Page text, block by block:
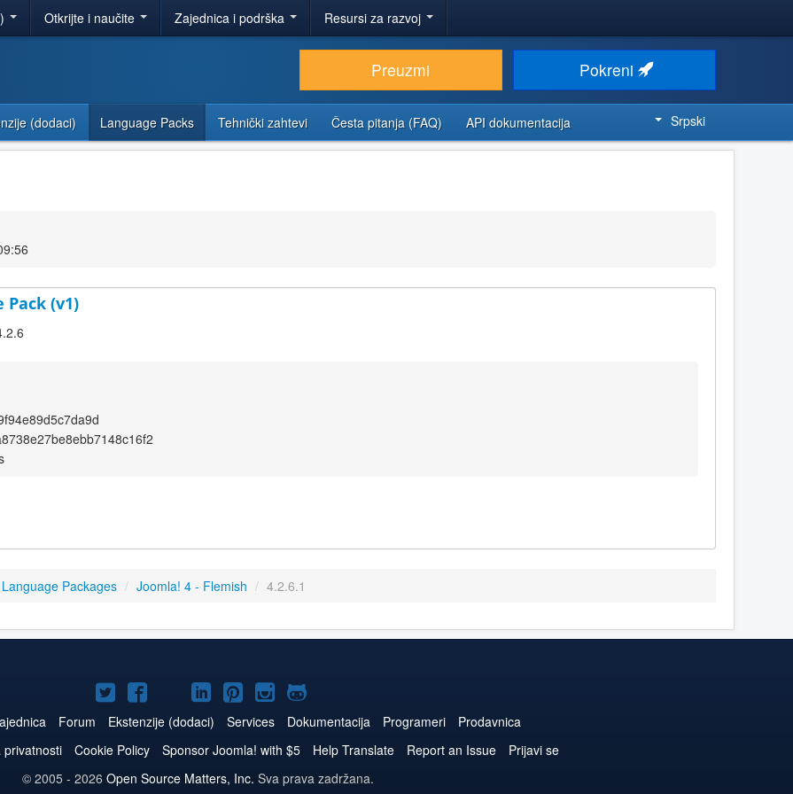
Otkrijte i naučite Zajednica i podrška Resursi za razvoj
Preuzmi Pokreni
(dodaci) Language Packs Tehnički zahtevi Česta pitanja (FAQ) API dokumentacija Srpski
Pack (v1)
Packages / Joomla! 4 - Flemish / 4.2.6.1
Joomla!
na
Twitteru
Joomla!
na
Facebooku
Joomla!
na
YouTube
Joomla!
naLinkedIn
Joomla!
na
Pinterest
Joomla!
na
Instagram
Joomla!
na
GitHub
Forum Ekstenzije (dodaci) Services Dokumentacija Programeri
Prodavnica
privatnosti Cookie Policy Sponsor Joomla! with $5 Help Translate Report an Issue
Prijavi se
© 2005 - 2026 Open Source Matters, Inc. Sva prava zadržana.